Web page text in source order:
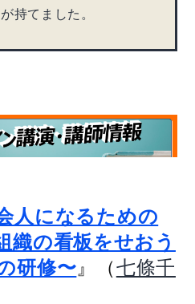
持てました。
人になるための
の看板をせおう
研修〜』（七條千